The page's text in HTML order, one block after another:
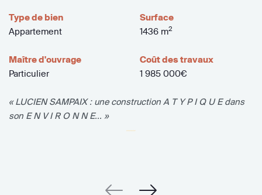
Type de bien
Appartement
Surface
1436 m2
Maître d'ouvrage
Particulier
Coût des travaux
1 985 000€
« LUCIEN SAMPAIX : une construction A T Y P I Q U E dans
son E N V I R O N N E... »